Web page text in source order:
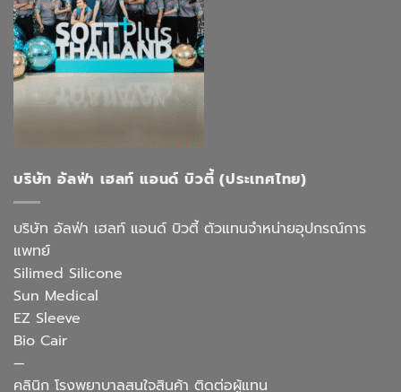
บริษัท อัลฟ่า เฮลท์ แอนด์ บิวตี้ (ประเทศไทย)
บริษัท อัลฟ่า เฮลท์ แอนด์ บิวตี้ ตัวแทนจำหน่ายอุปกรณ์การ
แพทย์
Silimed Silicone
Sun Medical
EZ Sleeve
Bio Cair
—
คลินิก โรงพยาบาลสนใจสินค้า ติดต่อผู้แทน